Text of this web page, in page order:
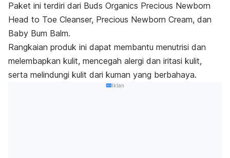
Paket ini terdiri dari Buds Organics Precious Newborn
Head to Toe Cleanser, Precious Newborn Cream, dan
Baby Bum Balm.
Rangkaian produk ini dapat membantu menutrisi dan
melembapkan kulit, mencegah alergi dan iritasi kulit,
serta melindungi kulit dari kuman yang berbahaya.
Iklan